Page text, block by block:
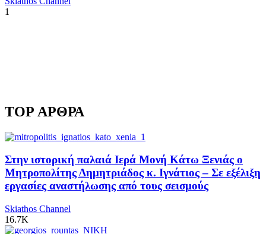
1
TOP ΑΡΘΡΑ
Στην ιστορική παλαιά Ιερά Μονή Κάτω Ξενιάς ο
Μητροπολίτης Δημητριάδος κ. Ιγνάτιος – Σε εξέλιξη
εργασίες αναστήλωσης από τους σεισμούς
Skiathos Channel
16.7K